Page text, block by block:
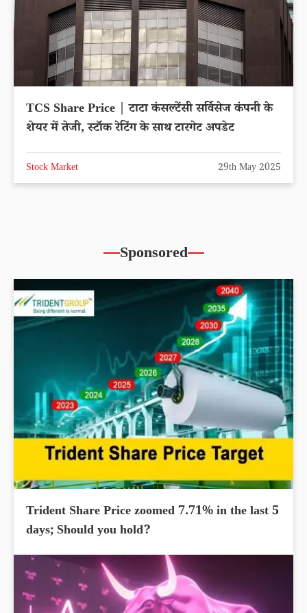
TCS Share Price | टाटा कंसल्टेंसी सर्विसेज कंपनी के
शेयर में तेजी, स्टॉक रेटिंग के साथ टारगेट अपडेट
Stock Market 29th May 2025
Sponsored
Trident Share Price zoomed 7.71% in the last 5
days; Should you hold?